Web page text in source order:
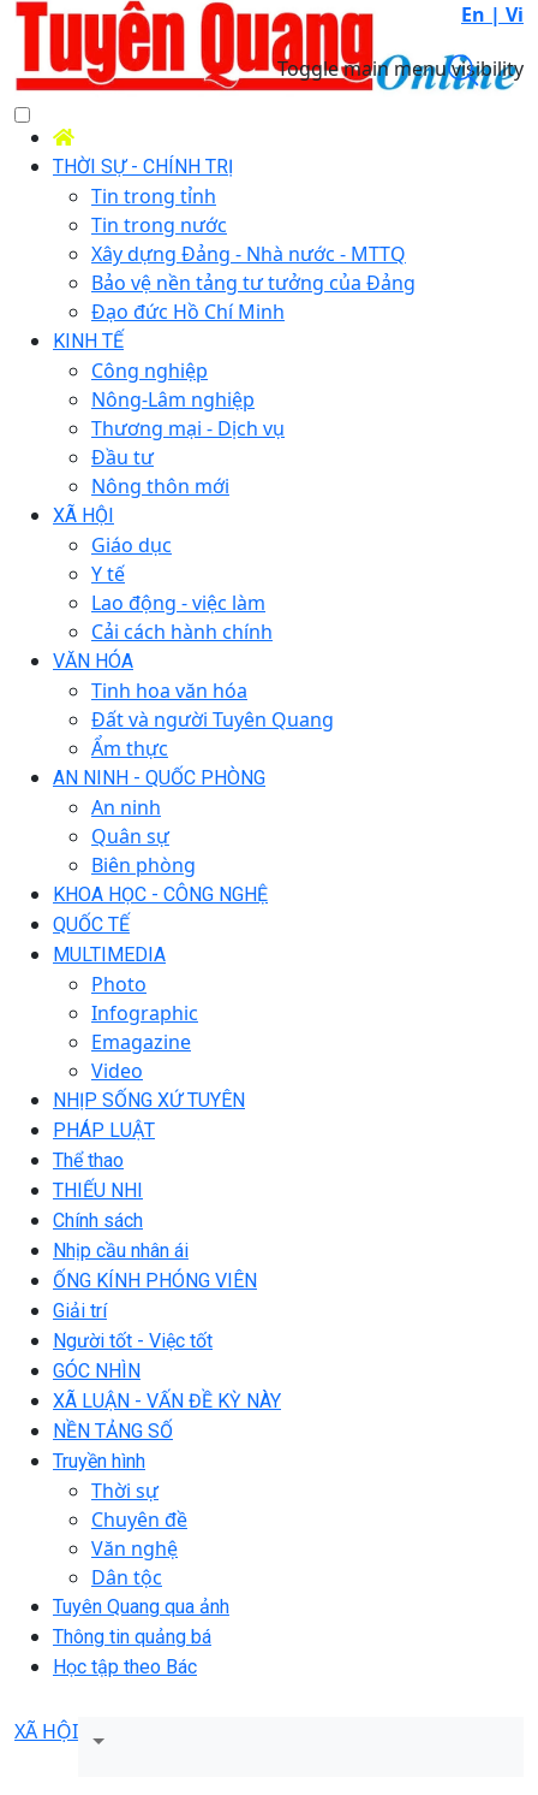
En | Vi
Toggle main menu visibility
THỜI SỰ - CHÍNH TRỊ
Tin trong tỉnh
Tin trong nước
Xây dựng Đảng - Nhà nước - MTTQ
Bảo vệ nền tảng tư tưởng của Đảng
Đạo đức Hồ Chí Minh
KINH TẾ
Công nghiệp
Nông-Lâm nghiệp
Thương mại - Dịch vụ
Đầu tư
Nông thôn mới
XÃ HỘI
Giáo dục
Y tế
Lao động - việc làm
Cải cách hành chính
VĂN HÓA
Tinh hoa văn hóa
Đất và người Tuyên Quang
Ẩm thực
AN NINH - QUỐC PHÒNG
An ninh
Quân sự
Biên phòng
KHOA HỌC - CÔNG NGHỆ
QUỐC TẾ
MULTIMEDIA
Photo
Infographic
Emagazine
Video
NHỊP SỐNG XỨ TUYÊN
PHÁP LUẬT
Thể thao
THIẾU NHI
Chính sách
Nhịp cầu nhân ái
ỐNG KÍNH PHÓNG VIÊN
Giải trí
Người tốt - Việc tốt
GÓC NHÌN
XÃ LUẬN - VẤN ĐỀ KỲ NÀY
NỀN TẢNG SỐ
Truyền hình
Thời sự
Chuyên đề
Văn nghệ
Dân tộc
Tuyên Quang qua ảnh
Thông tin quảng bá
Học tập theo Bác
XÃ HỘI